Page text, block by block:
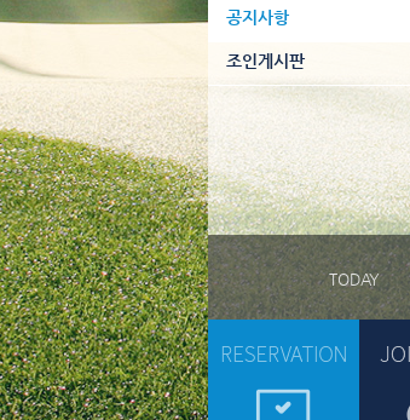
공지사항
조인게시판
TODAY